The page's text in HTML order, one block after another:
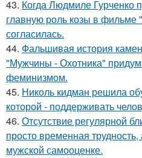
43. Когда Людмиле Гурченко
главную роль козы в фильме
согласилась.
44. Фальшивая история
"Мужчины - Охотника"
феминизмом.
45. Николь кидман решила
которой - поддерживать
46. Отсутствие регулярной
просто временная
мужской самооценке.